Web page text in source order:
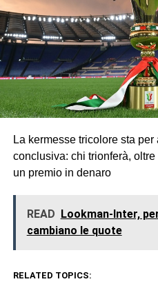
La kermesse tricolore sta
conclusiva: chi trionferà,
un premio in denaro
READ Lookman-Inter,
cambiano le quote
RELATED TOPICS: